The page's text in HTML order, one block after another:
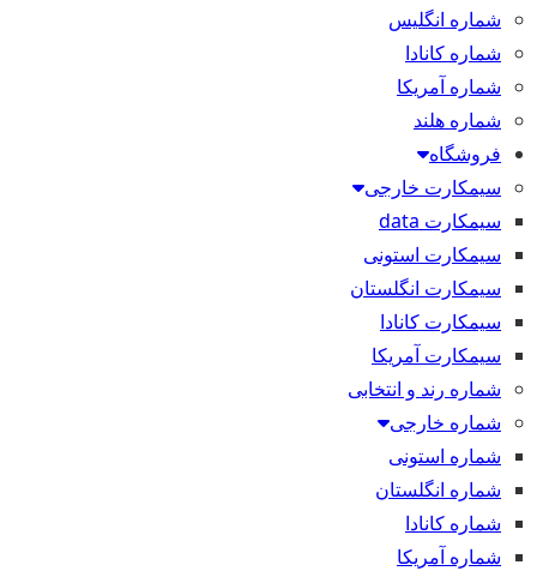
شماره انگلیس
شماره کانادا
شماره آمریکا
شماره هلند
فروشگاه
سیمکارت خارجی
سیمکارت data
سیمکارت استونی
سیمکارت انگلستان
سیمکارت کانادا
سیمکارت آمریکا
شماره رند و انتخابی
شماره خارجی
شماره استونی
شماره انگلستان
شماره کانادا
شماره آمریکا